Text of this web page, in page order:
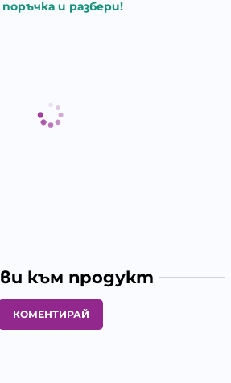
и разбери!
към продукт
КОМЕНТИРАЙ